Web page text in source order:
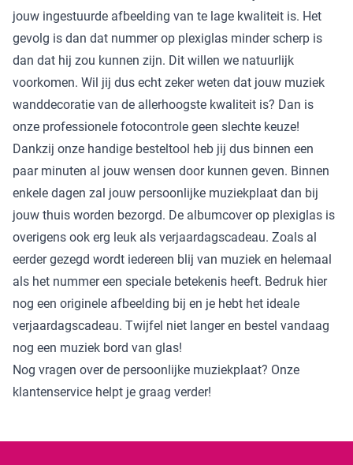
jouw ingestuurde afbeelding van te lage kwaliteit is. Het
gevolg is dan dat nummer op plexiglas minder scherp is
dan dat hij zou kunnen zijn. Dit willen we natuurlijk
voorkomen. Wil jij dus echt zeker weten dat jouw muziek
wanddecoratie van de allerhoogste kwaliteit is? Dan is
onze professionele fotocontrole geen slechte keuze!
Dankzij onze handige besteltool heb jij dus binnen een
paar minuten al jouw wensen door kunnen geven. Binnen
enkele dagen zal jouw persoonlijke muziekplaat dan bij
jouw thuis worden bezorgd. De albumcover op plexiglas is
overigens ook erg leuk als verjaardagscadeau. Zoals al
eerder gezegd wordt iedereen blij van muziek en helemaal
als het nummer een speciale betekenis heeft. Bedruk hier
nog een originele afbeelding bij en je hebt het ideale
verjaardagscadeau. Twijfel niet langer en bestel vandaag
nog een muziek bord van glas!
Nog vragen over de persoonlijke muziekplaat? Onze
klantenservice helpt je graag verder!